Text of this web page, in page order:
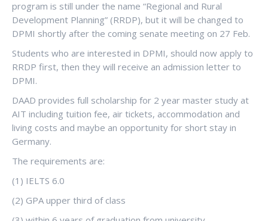
program is still under the name “Regional and Rural
Development Planning” (RRDP), but it will be changed to
DPMI shortly after the coming senate meeting on 27 Feb.
Students who are interested in DPMI, should now apply to
RRDP first, then they will receive an admission letter to
DPMI.
DAAD provides full scholarship for 2 year master study at
AIT including tuition fee, air tickets, accommodation and
living costs and maybe an opportunity for short stay in
Germany.
The requirements are:
(1) IELTS 6.0
(2) GPA upper third of class